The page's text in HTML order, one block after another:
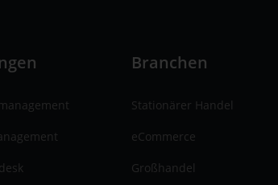
Branchen
Stationärer Handel
eCommerce
Großhandel